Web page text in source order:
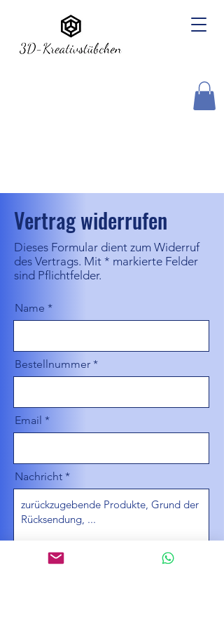
Vertrag widerrufen
Dieses Formular dient zum Widerruf
des Vertrags. Mit * markierte Felder
sind Pflichtfelder.
Name
Bestellnummer
Email
Nachricht